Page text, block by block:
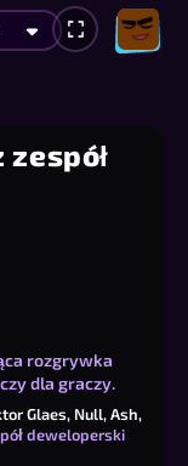
rozgrywka
dla graczy.
Glaes, Null,Ash,
deweloperski